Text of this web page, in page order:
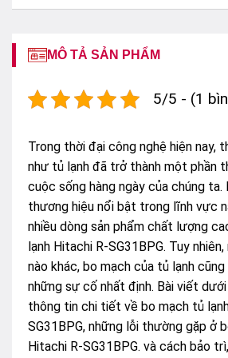
MÔ TẢ SẢN PHẨM
5/5 - (1
Trong thời đại công nghệ hiện nay,
như tủ lạnh đã trở thành một phần
cuộc sống hàng ngày của chúng
thương hiệu nổi bật trong lĩnh vực
nhiều dòng sản phẩm chất lượng
lạnh Hitachi R-SG31BPG. Tuy
nào khác, bo mạch của tủ lạnh
những sự cố nhất định. Bài viết
thông tin chi tiết về bo mạch tủ
SG31BPG, những lỗi thường gặp ở
Hitachi R-SG31BPG. và cách bảo